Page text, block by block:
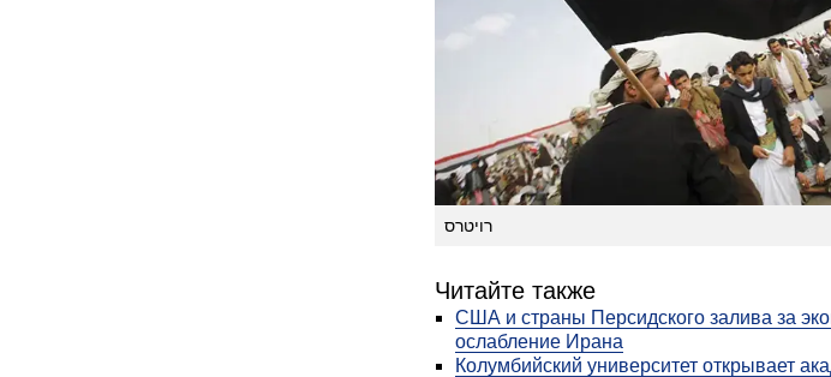
רויטרס
Читайте также
США и страны Персидского залива за
ослабление Ирана
Колумбийский университет открывает